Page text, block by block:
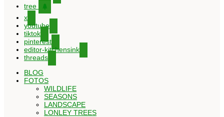
tree
x
youtube
tiktok
pinterest
editor-kitchensink
threads
BLOG
FOTOS
WILDLIFE
SEASONS
LANDSCAPE
LONLEY TREES